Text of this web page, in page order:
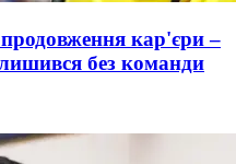
кар'єри –
без команди